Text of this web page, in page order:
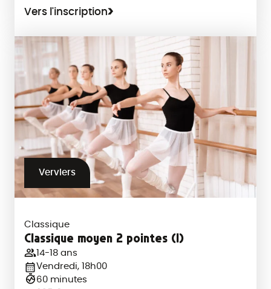
Vers l'inscription
Verviers
Classique
Classique moyen 2 pointes (I)
14-18 ans
Vendredi, 18h00
60 minutes